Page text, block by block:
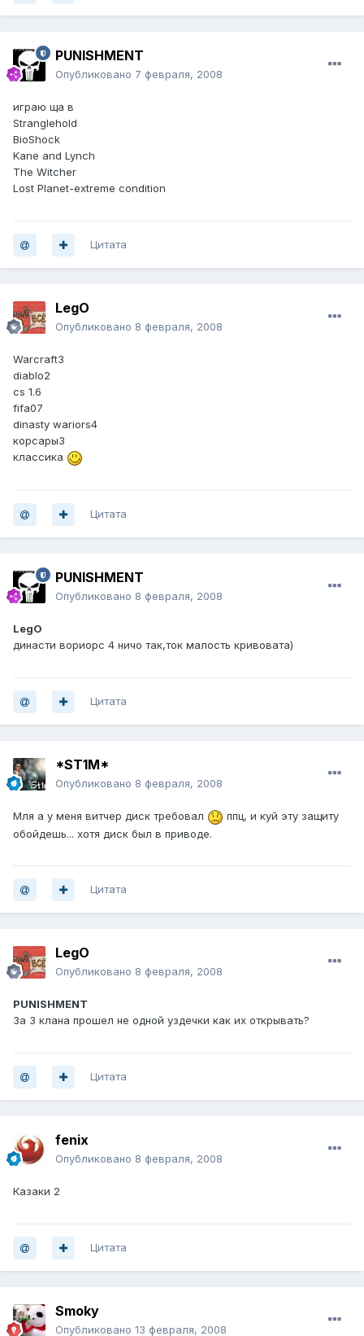
PUNISHMENT
Опубликовано 7 февраля, 2008
играю ща в
Stranglehold
BioShock
Kane and Lynch
The Witcher
Lost Planet-extreme condition
Цитата
LegO
Опубликовано 8 февраля, 2008
Warcraft3
diablo2
cs 1.6
fifa07
dinasty wariors4
корсары3
классика
Цитата
PUNISHMENT
Опубликовано 8 февраля, 2008
LegO
династи вориорс 4 ничо так,ток малость кривовата)
Цитата
*ST1M*
Опубликовано 8 февраля, 2008
Мля а у меня витчер диск требовал
ппц, и куй эту защиту
обойдешь... хотя диск был в приводе.
Цитата
LegO
Опубликовано 8 февраля, 2008
PUNISHMENT
За 3 клана прошел не одной уздечки как их открывать?
Цитата
fenix
Опубликовано 8 февраля, 2008
Казаки 2
Цитата
Smoky
Опубликовано 13 февраля, 2008